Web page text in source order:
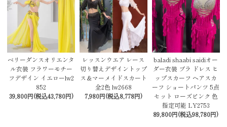
ベリーダンスオリエンタ
ル衣装 フラワーモチー
フデザイン イエローlw2
852
39,800円(税込43,780円)
レッスンウエア レース
切り替えデザイントップ
ス＆マーメイドスカート
全2色 lw2668
7,980円(税込8,778円)
baladi shaabi saidiオー
ダー衣装 ブラ ドレス ヒ
ップスカーフ ヘアスカ
ーフ ショートパンツ 5点
セット ローズピンク 色
指定可能 LY2753
89,800円(税込98,780円)